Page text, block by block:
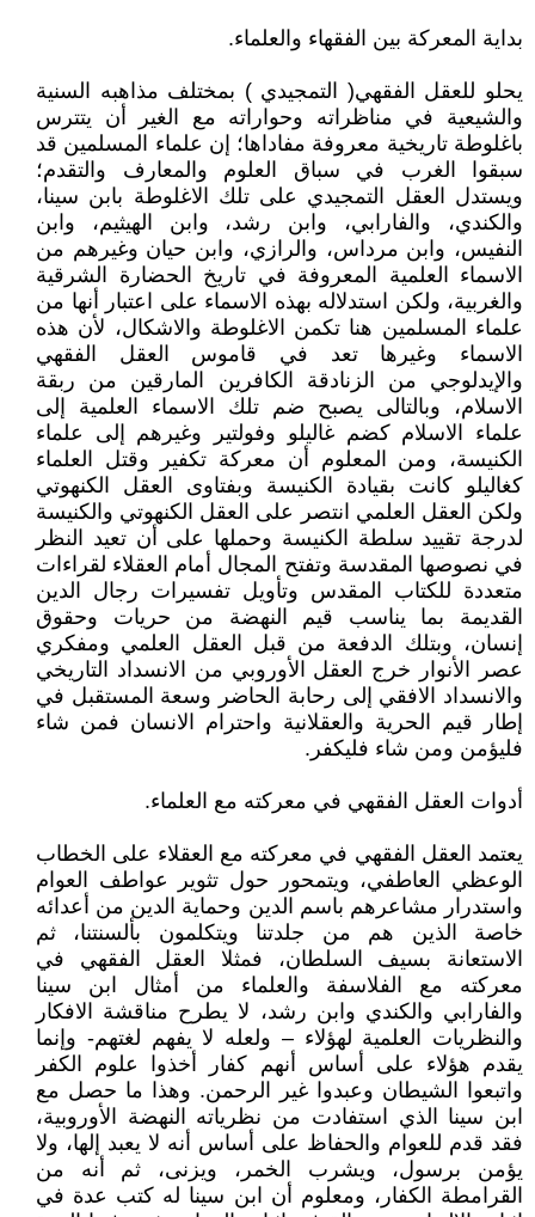
بداية المعركة بين الفقهاء والعلماء.
يحلو للعقل الفقهي( التمجيدي ) بمختلف مذاهبه السنية
والشيعية في مناظراته وحواراته مع الغير أن يتترس
باغلوطة تاريخية معروفة مفاداها؛ إن علماء المسلمين قد
سبقوا الغرب في سباق العلوم والمعارف والتقدم؛
ويستدل العقل التمجيدي على تلك الاغلوطة بابن سينا،
والكندي، والفارابي، وابن رشد، وابن الهيثيم، وابن
النفيس، وابن مرداس، والرازي، وابن حيان وغيرهم من
الاسماء العلمية المعروفة في تاريخ الحضارة الشرقية
والغربية، ولكن استدلاله بهذه الاسماء على اعتبار أنها من
علماء المسلمين هنا تكمن الاغلوطة والاشكال، لأن هذه
الاسماء وغيرها تعد في قاموس العقل الفقهي
والإيدلوجي من الزنادقة الكافرين المارقين من ربقة
الاسلام، وبالتالى يصبح ضم تلك الاسماء العلمية إلى
علماء الاسلام كضم غاليلو وفولتير وغيرهم إلى علماء
الكنيسة، ومن المعلوم أن معركة تكفير وقتل العلماء
كغاليلو كانت بقيادة الكنيسة وبفتاوى العقل الكنهوتي
ولكن العقل العلمي انتصر على العقل الكنهوتي والكنيسة
لدرجة تقييد سلطة الكنيسة وحملها على أن تعيد النظر
في نصوصها المقدسة وتفتح المجال أمام العقلاء لقراءات
متعددة للكتاب المقدس وتأويل تفسيرات رجال الدين
القديمة بما يناسب قيم النهضة من حريات وحقوق
إنسان، وبتلك الدفعة من قبل العقل العلمي ومفكري
عصر الأنوار خرج العقل الأوروبي من الانسداد التاريخي
والانسداد الافقي إلى رحابة الحاضر وسعة المستقبل في
إطار قيم الحرية والعقلانية واحترام الانسان فمن شاء
فليؤمن ومن شاء فليكفر.
أدوات العقل الفقهي في معركته مع العلماء.
يعتمد العقل الفقهي في معركته مع العقلاء على الخطاب
الوعظي العاطفي، ويتمحور حول تثوير عواطف العوام
واستدرار مشاعرهم باسم الدين وحماية الدين من أعدائه
خاصة الذين هم من جلدتنا ويتكلمون بألسنتنا، ثم
الاستعانة بسيف السلطان، فمثلا العقل الفقهي في
معركته مع الفلاسفة والعلماء من أمثال ابن سينا
والفارابي والكندي وابن رشد، لا يطرح مناقشة الافكار
والنظريات العلمية لهؤلاء – ولعله لا يفهم لغتهم- وإنما
يقدم هؤلاء على أساس أنهم كفار أخذوا علوم الكفر
واتبعوا الشيطان وعبدوا غير الرحمن. وهذا ما حصل مع
ابن سينا الذي استفادت من نظرياته النهضة الأوروبية،
فقد قدم للعوام والحفاظ على أساس أنه لا يعبد إلها، ولا
يؤمن برسول، ويشرب الخمر، ويزنى، ثم أنه من
القرامطة الكفار، ومعلوم أن ابن سينا له كتب عدة في